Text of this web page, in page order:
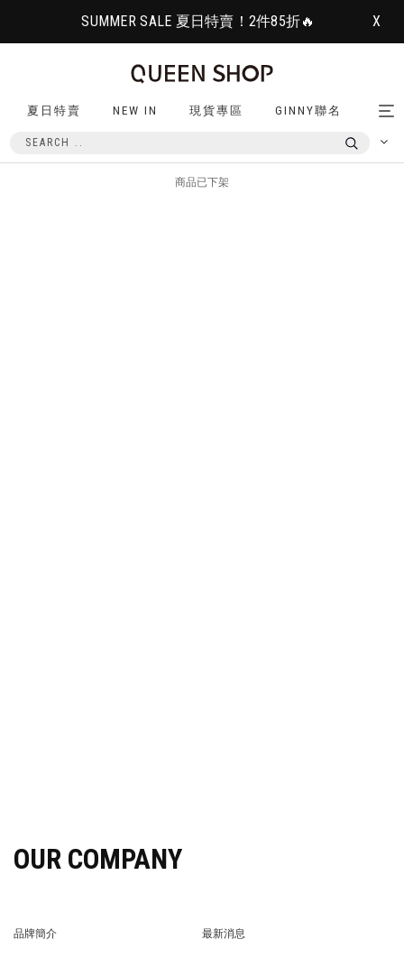
SUMMER SALE 夏日特賣！2件85折🔥 X
夏日特賣 NEW IN 現貨專區 GINNY聯名
商品已下架
OUR COMPANY
品牌簡介
最新消息